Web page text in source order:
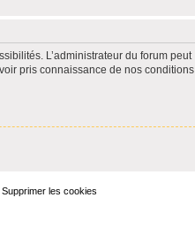
L’administrateur du forum peut
pris connaissance de nos conditions
Supprimer les cookies